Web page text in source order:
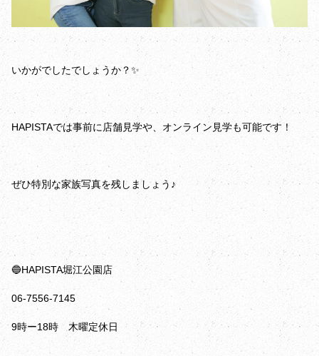
いかがでしたでしょうか？✨️
HAPISTAでは事前に店舗見学や、オンライン見学も可能です！
ぜひ特別な家族写真を残しましょう♪
🔵HAPISTA堀江公園店
06-7556-7145
9時ー18時 木曜定休日